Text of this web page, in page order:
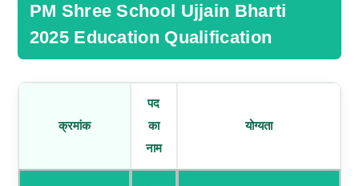
PM Shree School Ujjain Bharti
2025 Education Qualification
क्रमांक
पद
का
नाम
योग्यता